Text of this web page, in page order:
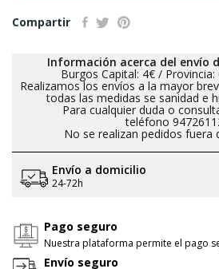
Compartir
Información acerca del envío
Burgos Capital: 4€ / Provincia:
Realizamos los envíos a la mayor
todas las medidas se sanidad e
Para cualquier duda o
teléfono
No se realizan pedidos fuera
Envío a domicilio
24-72h
Pago seguro
Nuestra plataforma permite el pago
Envío seguro